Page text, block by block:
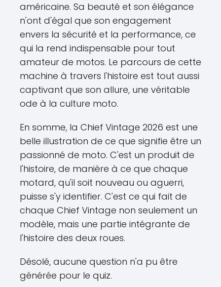
américaine. Sa beauté et son élégance
n'ont d'égal que son engagement
envers la sécurité et la performance, ce
qui la rend indispensable pour tout
amateur de motos. Le parcours de cette
machine à travers l'histoire est tout aussi
captivant que son allure, une véritable
ode à la culture moto.
En somme, la Chief Vintage 2026 est une
belle illustration de ce que signifie être un
passionné de moto. C'est un produit de
l'histoire, de manière à ce que chaque
motard, qu'il soit nouveau ou aguerri,
puisse s'y identifier. C'est ce qui fait de
chaque Chief Vintage non seulement un
modèle, mais une partie intégrante de
l'histoire des deux roues.
Désolé, aucune question n'a pu être
générée pour le quiz.